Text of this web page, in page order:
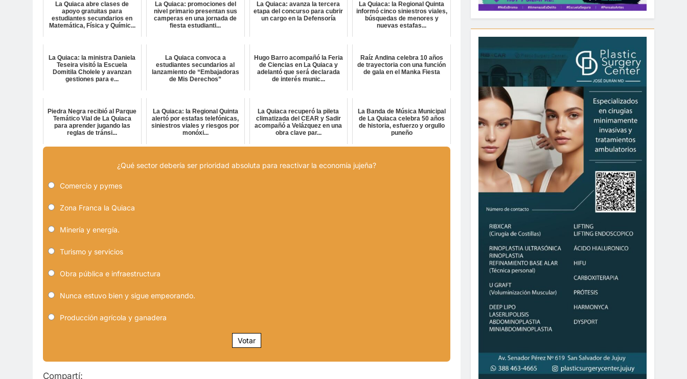
La Quiaca abre clases de
apoyo gratuitas para
estudiantes secundarios en
Matemática, Física y Químic...
La Quiaca: promociones del
nivel primario presentan sus
camperas en una jornada de
fiesta estudianti...
La Quiaca: avanza la tercera
etapa del concurso para cubrir
un cargo en la Defensoría
La Quiaca: la Regional Quinta
informó cinco siniestros viales,
búsquedas de menores y
nuevas estafas...
La Quiaca: la ministra Daniela
Teseira visitó la Escuela
Domitila Cholele y avanzan
gestiones para e...
La Quiaca convoca a
estudiantes secundarios al
lanzamiento de “Embajadoras
de Mis Derechos”
Hugo Barro acompañó la Feria
de Ciencias en La Quiaca y
adelantó que será declarada
de interés munic...
Raíz Andina celebra 10 años
de trayectoria con una función
de gala en el Manka Fiesta
Piedra Negra recibió al Parque
Temático Vial de La Quiaca
para aprender jugando las
reglas de tránsi...
La Quiaca: la Regional Quinta
alertó por estafas telefónicas,
siniestros viales y riesgos por
monóxi...
La Quiaca recuperó la pileta
climatizada del CEAR y Sadir
acompañó a Velázquez en una
obra clave par...
La Banda de Música Municipal
de La Quiaca celebra 50 años
de historia, esfuerzo y orgullo
puneño
¿Qué sector debería ser prioridad absoluta para reactivar la economía jujeña?
Comercio y pymes
Zona Franca la Quiaca
Minería y energía.
Turismo y servicios
Obra pública e infraestructura
Nunca estuvo bien y sigue empeorando.
Producción agrícola y ganadera
Votar
Compartí: